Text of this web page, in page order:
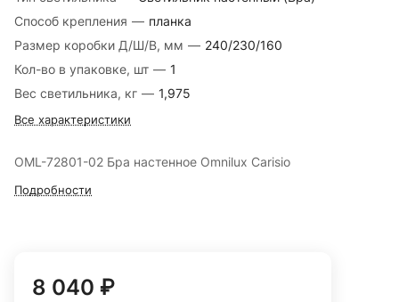
Способ крепления — планка
Размер коробки Д/Ш/В, мм — 240/230/160
Кол-во в упаковке, шт — 1
Вес светильника, кг — 1,975
Все характеристики
OML-72801-02 Бра настенное Omnilux Carisio
Подробности
8 040 ₽